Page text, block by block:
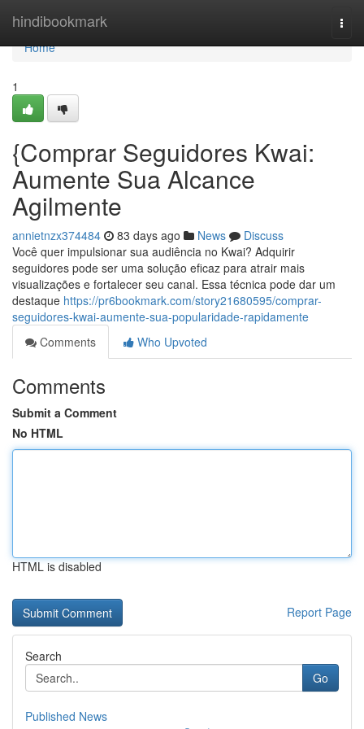
hindibookmark
Home
Home
1
{Comprar Seguidores Kwai:
Aumente Sua Alcance
Agilmente
annietnzx374484 83 days ago News
Discuss
Você quer impulsionar sua audiência no Kwai? Adquirir
seguidores pode ser uma solução eficaz para atrair mais
visualizações e fortalecer seu canal. Essa técnica pode dar um
destaque https://pr6bookmark.com/story21680595/comprar-
seguidores-kwai-aumente-sua-popularidade-rapidamente
Comments
Who Upvoted
Comments
Submit a Comment
No HTML
HTML is disabled
Report Page
Search
Go
Published News